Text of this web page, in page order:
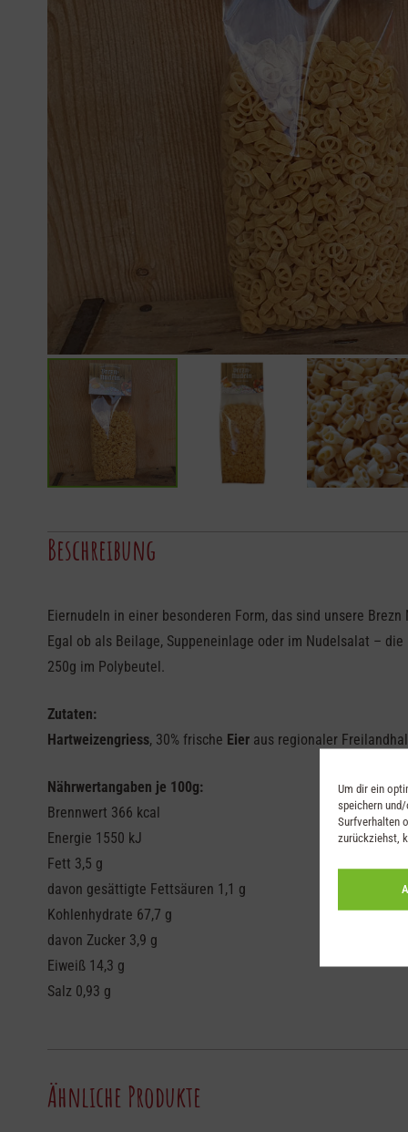
Um dir ein
speichern
Surfverhalten
zurückziehst,
Beschreibung
Eiernudeln in einer besonderen Form, das sind unsere Brezn
Egal ob als Beilage, Suppeneinlage oder im Nudelsalat –
250g im Polybeutel.
Zutaten:
Hartweizengriess, 30% frische Eier aus regionaler
Nährwertangaben je 100g:
Brennwert 366 kcal
Energie 1550 kJ
Fett 3,5 g
davon gesättigte Fettsäuren 1,1 g
Kohlenhydrate 67,7 g
davon Zucker 3,9 g
Eiweiß 14,3 g
Salz 0,93 g
Ähnliche Produkte